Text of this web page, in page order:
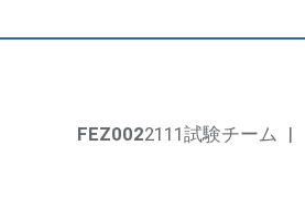
FEZ0022111試験チーム |